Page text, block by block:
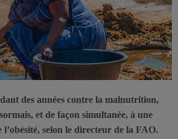
des années contre la malnutrition,
et de façon simultanée, à une
selon le directeur de la FAO.